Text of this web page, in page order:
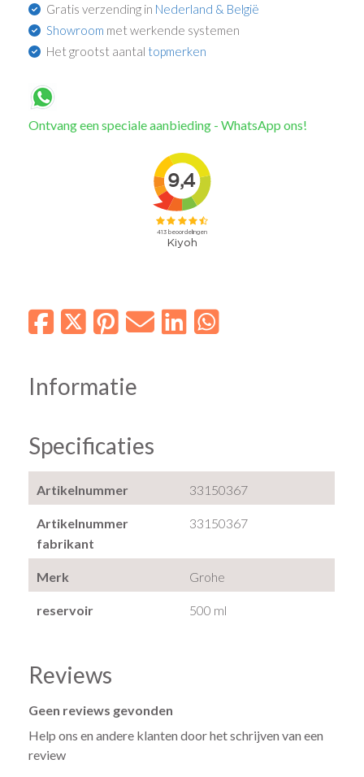
Gratis verzending in Nederland & België
Showroom met werkende systemen
Het grootst aantal topmerken
Ontvang een speciale aanbieding - WhatsApp ons!
Informatie
Specificaties
Artikelnummer 33150367
Artikelnummer
fabrikant
33150367
Merk Grohe
reservoir 500 ml
Reviews
Geen reviews gevonden
Help ons en andere klanten door het schrijven van een
review